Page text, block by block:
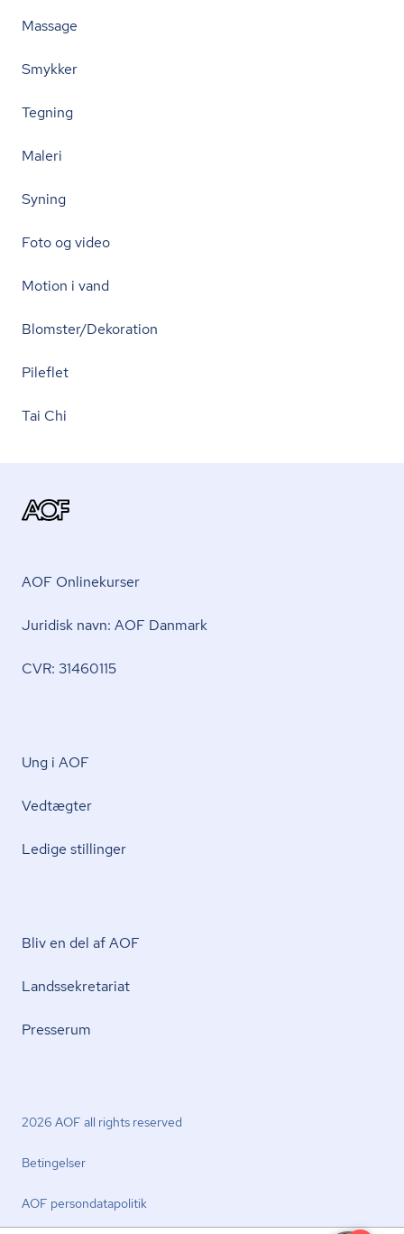
Massage
Smykker
Tegning
Maleri
Syning
Foto og video
Motion i vand
Blomster/Dekoration
Pileflet
Tai Chi
AOF Onlinekurser
Juridisk navn: AOF Danmark
CVR: 31460115
Ung i AOF
Vedtægter
Ledige stillinger
Bliv en del af AOF
Lands­se­kre­ta­ri­at
Presserum
2026 AOF all rights reserved
Betingelser
AOF per­son­da­ta­po­li­tik